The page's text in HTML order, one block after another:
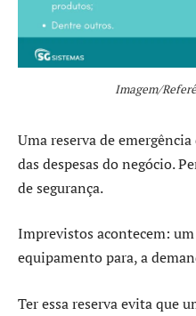
Imagem/
Uma reserva de
das despesas do negócio.
de segurança.
Imprevistos acontecem:
equipamento para, a
Ter essa reserva evita que